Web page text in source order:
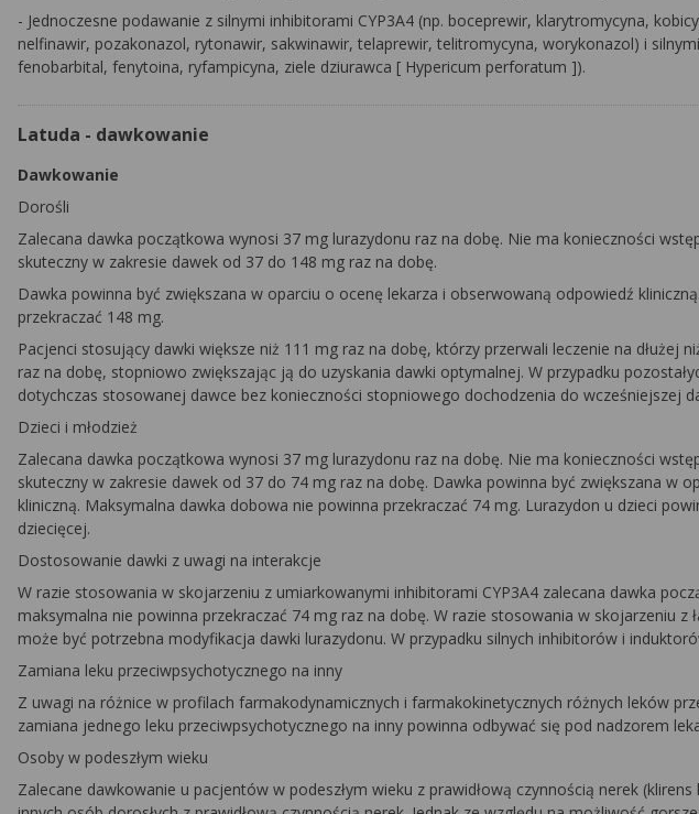
- Jednoczesne podawanie z silnymi inhibitorami CYP3A4 (np. boceprewir, klarytromycyna,
nelfinawir, pozakonazol, rytonawir, sakwinawir, telaprewir, telitromycyna, worykonazol) i
fenobarbital, fenytoina, ryfampicyna, ziele dziurawca [ Hypericum perforatum ]).
Latuda - dawkowanie
Dawkowanie
Dorośli
Zalecana dawka początkowa wynosi 37 mg lurazydonu raz na dobę. Nie ma konieczności
skuteczny w zakresie dawek od 37 do 148 mg raz na dobę.
Dawka powinna być zwiększana w oparciu o ocenę lekarza i obserwowaną odpowiedź
przekraczać 148 mg.
Pacjenci stosujący dawki większe niż 111 mg raz na dobę, którzy przerwali leczenie na dłużej
raz na dobę, stopniowo zwiększając ją do uzyskania dawki optymalnej. W przypadku
dotychczas stosowanej dawce bez konieczności stopniowego dochodzenia do wcześniejszej
Dzieci i młodzież
Zalecana dawka początkowa wynosi 37 mg lurazydonu raz na dobę. Nie ma konieczności
skuteczny w zakresie dawek od 37 do 74 mg raz na dobę. Dawka powinna być zwiększana w
kliniczną. Maksymalna dawka dobowa nie powinna przekraczać 74 mg. Lurazydon u dzieci
dziecięcej.
Dostosowanie dawki z uwagi na interakcje
W razie stosowania w skojarzeniu z umiarkowanymi inhibitorami CYP3A4 zalecana dawka
maksymalna nie powinna przekraczać 74 mg raz na dobę. W razie stosowania w skojarzeniu z
może być potrzebna modyfikacja dawki lurazydonu. W przypadku silnych inhibitorów i
Zamiana leku przeciwpsychotycznego na inny
Z uwagi na różnice w profilach farmakodynamicznych i farmakokinetycznych różnych leków
zamiana jednego leku przeciwpsychotycznego na inny powinna odbywać się pod nadzorem
Osoby w podeszłym wieku
Zalecane dawkowanie u pacjentów w podeszłym wieku z prawidłową czynnością nerek